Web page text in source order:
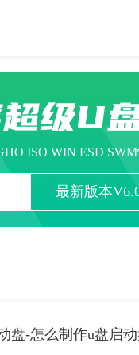
级U
ISO WIN ESD
最新版本
盘-怎么制作u盘启